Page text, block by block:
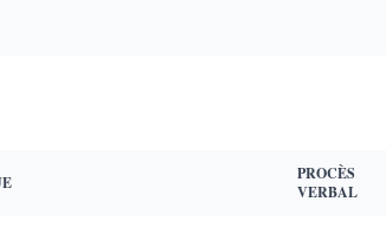
PROCÈS
VERBAL